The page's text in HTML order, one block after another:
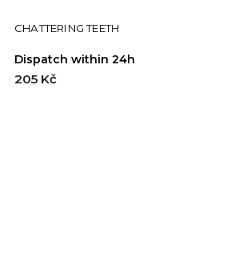
CHATTERING TEETH
Dispatch within 24h
205 Kč